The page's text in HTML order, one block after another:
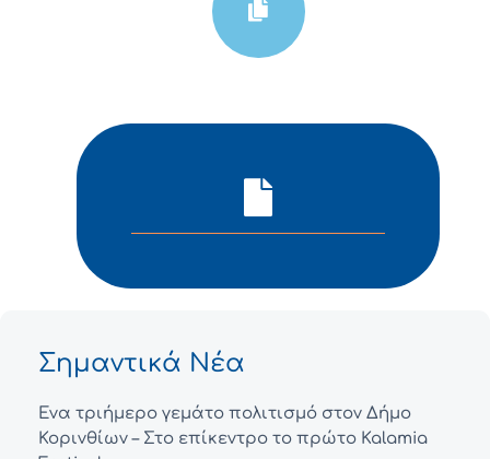
Σημαντικά Νέα
Ένα τριήμερο γεμάτο πολιτισμό στον Δήμο
Κορινθίων – Στο επίκεντρο το πρώτο Kalamia